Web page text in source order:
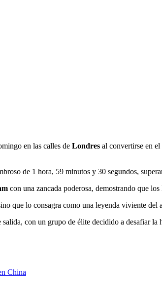
en las calles de Londres al convertirse en
de 1 hora, 59 minutos y 30 segundos,
con una zancada poderosa, demostrando que
que lo consagra como una leyenda viviente
con un grupo de élite decidido a desafiar la
China